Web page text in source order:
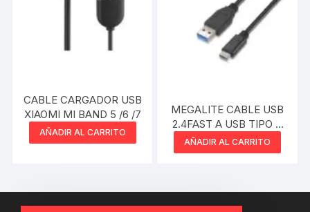
CABLE CARGADOR USB
XIAOMI MI BAND 5 /6 /7
AÑADIR AL CARRITO
MEGALITE CABLE USB
2.4FAST A USB TIPO C
1.5 MTS
AÑADIR AL CARRITO